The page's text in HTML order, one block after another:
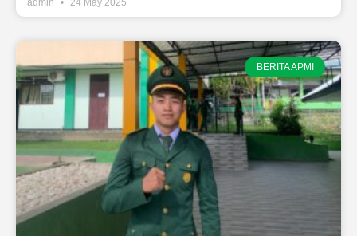
admin 24 May 2025
BERITA APMI